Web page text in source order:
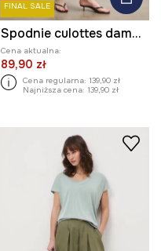
FINAL SALE
Spodnie culottes damskie z lyocellu
Cena aktualna:
89,90 zł
Cena regularna: 139,90 zł
Najniższa cena: 139,90 zł